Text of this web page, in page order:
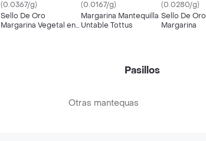
(0.0367/g)
Sello De Oro
Margarina Vegetal en
(0.0167/g)
Margarina Mantequilla
Untable Tottus
(0.0280/g)
Sello De Oro
Margarina
Pasillos
Otras mantequas